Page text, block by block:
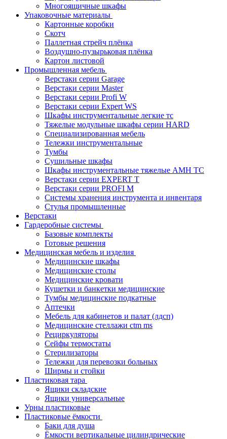
Многоящичные шкафы
Упаковочные материалы
Картонные коробки
Скотч
Паллетная стрейч плёнка
Воздушно-пузырьковая плёнка
Картон листовой
Промышленная мебель
Верстаки серии Garage
Верстаки серии Master
Верстаки серии Profi W
Верстаки серии Expert WS
Шкафы инструментальные легкие тс
Тяжелые модульные шкафы серии HARD
Cпециализированная мебель
Тележки инструментальные
Тумбы
Cушильные шкафы
Шкафы инструментальные тяжелые AMH TC
Верстаки серии EXPERT T
Верстаки серии PROFI M
Системы хранения инструмента и инвентаря
Стулья промышленные
Верстаки
Гардеробные системы
Базовые комплекты
Готовые решения
Медицинская мебель и изделия
Медицинские шкафы
Медицинские столы
Медицинские кровати
Кушетки и банкетки медицинские
Тумбы медицинские подкатные
Аптечки
Мебель для кабинетов и палат (лдсп)
Медицинские стеллажи ctm ms
Рециркуляторы
Сейфы термостаты
Стерилизаторы
Тележки для перевозки больных
Ширмы и стойки
Пластиковая тара
Ящики складские
Ящики универсальные
Урны пластиковые
Пластиковые ёмкости
Баки для душа
Ёмкости вертикальные цилиндрические